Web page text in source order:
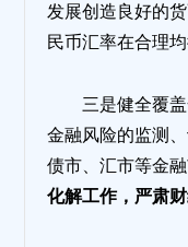
发展创造良好的
民币汇率在合理
三是健全覆
金融风险的监测
债市、汇市等金
化解工作，严肃